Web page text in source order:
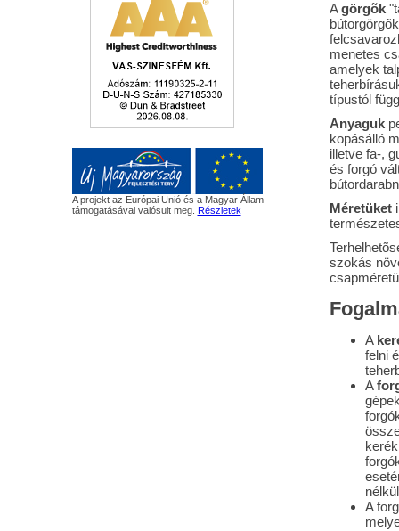
A projekt az Európai Unió és a Magyar Állam
támogatásával valósult meg. Részletek
Agörgõk
menetes
amelyek
típustól
Anyaguk
kopásálló
illetve fa-,
és forgó
Méretüket
szokás
A
felni
A
A